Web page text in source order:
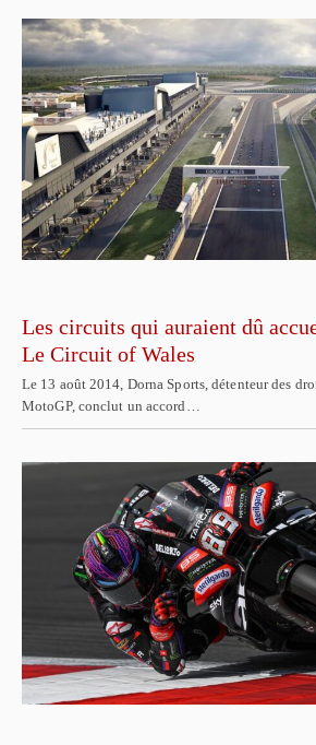
Les circuits qui auraient dû
Le Circuit of Wales
Le 13 août 2014, Dorna Sports, détenteur des
MotoGP, conclut un accord…